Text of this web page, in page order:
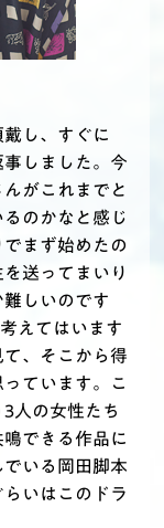
し、すぐに
事しました。今
がこれまでと
のかなと感じ
まず始めたの
送ってまいり
しいのです
えてはいます
、そこから得
ています。こ
人の女性たち
できる作品に
いる岡田脚本
いはこのドラ